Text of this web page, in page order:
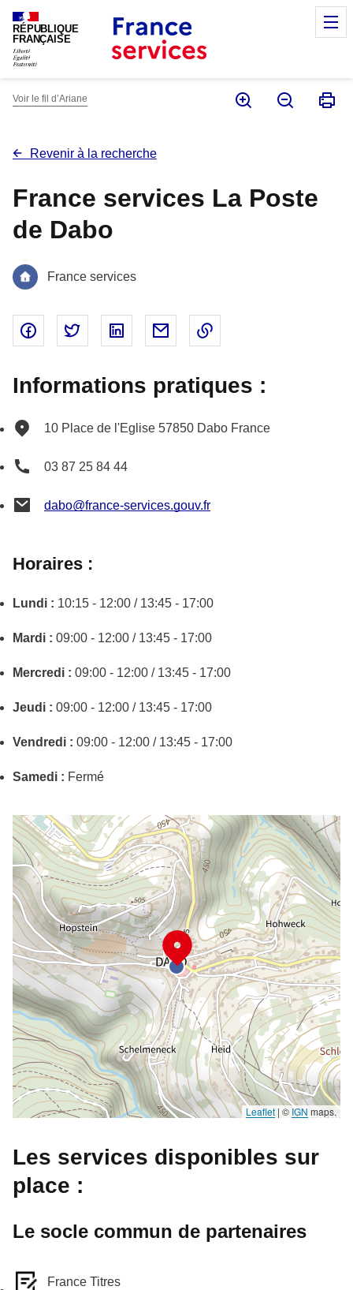
RÉPUBLIQUE
FRANÇAISE
Voir le fil d’Ariane
Revenir à la recherche
France services La Poste
de Dabo
France services
Partager sur Facebook - nouvelle fenêtre
Partager sur Twitter - nouvelle fenêtre
Partager sur Linked In - nouvelle
Partager par email - nouvelle
Informations pratiques :
10 Place de l'Eglise 57850 Dabo France
03 87 25 84 44
dabo@france-services.gouv.fr
Horaires :
Lundi : 10:15 - 12:00 / 13:45 - 17:00
Mardi : 09:00 - 12:00 / 13:45 - 17:00
Mercredi : 09:00 - 12:00 / 13:45 - 17:00
Jeudi : 09:00 - 12:00 / 13:45 - 17:00
Vendredi : 09:00 - 12:00 / 13:45 - 17:00
Samedi : Fermé
Leaflet | © IGN maps.
Les services disponibles sur
place :
Le socle commun de partenaires
France Titres